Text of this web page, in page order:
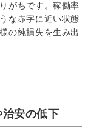
がちです。稼働率
な赤字に近い状態
の純損失を生み出
安の低下